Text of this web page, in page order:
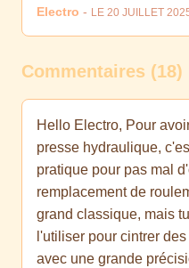
Electro - LE 20 JUILLET
Commentaires (18)
Hello Electro, Pour
presse hydraulique,
pratique pour pas mal
remplacement de
grand classique, mais
l'utiliser pour cintrer
avec une grande